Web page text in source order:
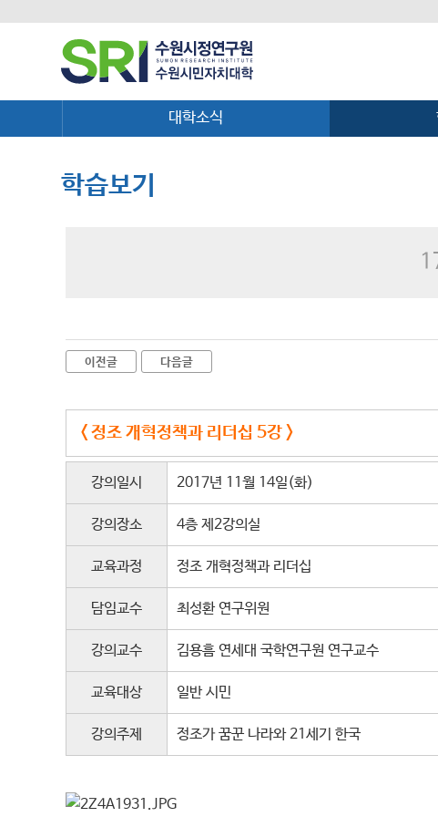
대학소식
학습보기
이전글 다음글
< 정조 개혁정책과 리더십 5강 >
강의일시 2017년 11월 14일(화)
강의장소 4층 제2강의실
교육과정 정조 개혁정책과 리더십
담임교수 최성환 연구위원
강의교수 김용흠 연세대 국학연구원 연구교수
교육대상 일반 시민
강의주제 정조가 꿈꾼 나라와 21세기 한국